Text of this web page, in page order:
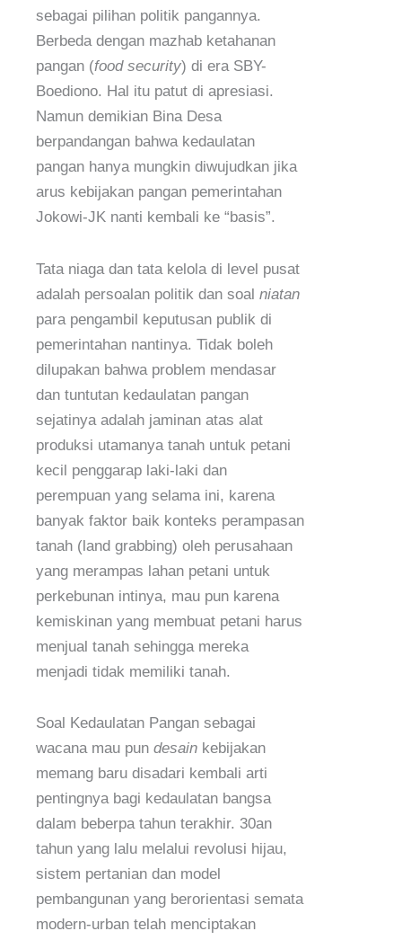
sebagai pilihan politik pangannya.
Berbeda dengan mazhab ketahanan
pangan (food security) di era SBY-
Boediono. Hal itu patut di apresiasi.
Namun demikian Bina Desa
berpandangan bahwa kedaulatan
pangan hanya mungkin diwujudkan jika
arus kebijakan pangan pemerintahan
Jokowi-JK nanti kembali ke “basis”.
Tata niaga dan tata kelola di level pusat
adalah persoalan politik dan soal niatan
para pengambil keputusan publik di
pemerintahan nantinya. Tidak boleh
dilupakan bahwa problem mendasar
dan tuntutan kedaulatan pangan
sejatinya adalah jaminan atas alat
produksi utamanya tanah untuk petani
kecil penggarap laki-laki dan
perempuan yang selama ini, karena
banyak faktor baik konteks perampasan
tanah (land grabbing) oleh perusahaan
yang merampas lahan petani untuk
perkebunan intinya, mau pun karena
kemiskinan yang membuat petani harus
menjual tanah sehingga mereka
menjadi tidak memiliki tanah.
Soal Kedaulatan Pangan sebagai
wacana mau pun desain kebijakan
memang baru disadari kembali arti
pentingnya bagi kedaulatan bangsa
dalam beberpa tahun terakhir. 30an
tahun yang lalu melalui revolusi hijau,
sistem pertanian dan model
pembangunan yang berorientasi semata
modern-urban telah menciptakan